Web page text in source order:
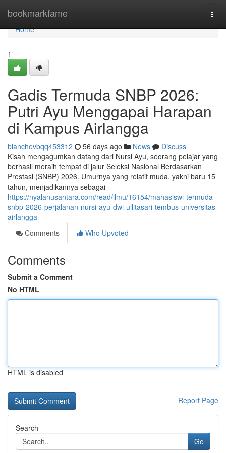
bookmarkfame
Home
Home
1
Gadis Termuda SNBP 2026:
Putri Ayu Menggapai Harapan
di Kampus Airlangga
blanchevbqq453312 56 days ago News
Discuss
Kisah mengagumkan datang dari Nursi Ayu, seorang pelajar yang
berhasil meraih tempat di jalur Seleksi Nasional Berdasarkan
Prestasi (SNBP) 2026. Umurnya yang relatif muda, yakni baru 15
tahun, menjadikannya sebagai
https://nyalanusantara.com/read/ilmu/16154/mahasiswi-termuda-
snbp-2026-perjalanan-nursi-ayu-dwi-ullitasari-tembus-universitas-
airlangga
Comments
Who Upvoted
Comments
Submit a Comment
No HTML
HTML is disabled
Report Page
Search
Go